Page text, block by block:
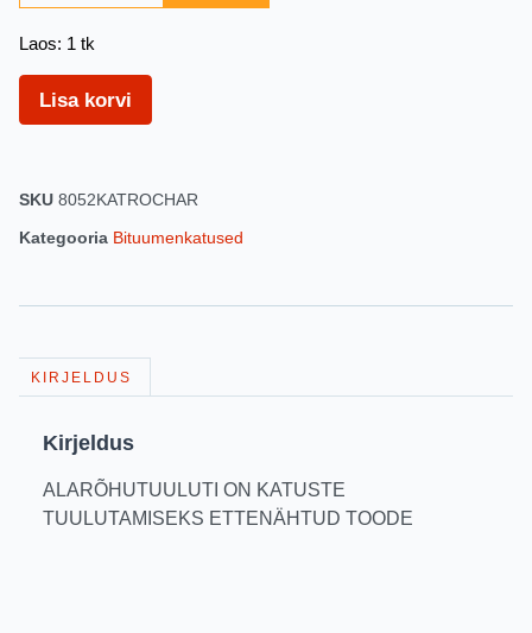
Laos: 1 tk
Lisa korvi
SKU 8052KATROCHAR
Kategooria Bituumenkatused
KIRJELDUS
Kirjeldus
ALARÕHUTUULUTI ON KATUSTE
TUULUTAMISEKS ETTENÄHTUD TOODE